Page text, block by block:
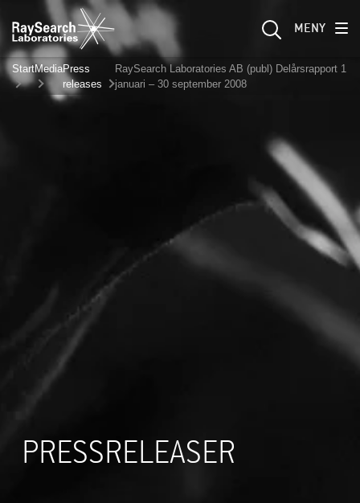
MENY
StartMediaPress
releases
RaySearch Laboratories AB (publ) Delårsrapport 1
januari – 30 september 2008
PRESSRELEASER